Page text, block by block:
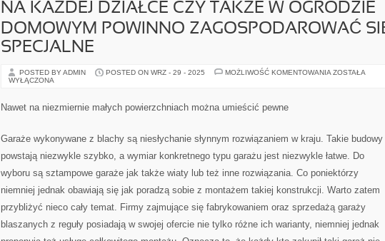
NA KAŻDEJ DZIAŁCE CZY TAKŻE W OGRODZIE
DOMOWYM POWINNO ZAGOSPODAROWAĆ
SPECJALNE
POSTED BY ADMIN POSTED ON WRZ - 29 - 2025 MOŻLIWOŚĆ KOMENTOWANIA NA
POWINNO
SPECJALNE
ZOSTAŁA
WYŁĄCZONA
Nawet na niezmiernie małych powierzchniach można umieścić pewne
Garaże wykonywane z blachy są niesłychanie słynnym rozwiązaniem w kraju. Takie budowy
powstają niezwykle szybko, a wymiar konkretnego typu garażu jest niezwykle łatwe. Do
wyboru są sztampowe garaże jak także wiaty lub też inne rozwiązania. Co poniektórzy
niemniej jednak obawiają się jak poradzą sobie z montażem takiej konstrukcji. Warto zatem
przybliżyć nieco cały temat. Firmy zajmujące się fabrykowaniem oraz sprzedażą garaży
blaszanych z reguły posiadają w swojej ofercie nie tylko różne ich warianty, niemniej jednak